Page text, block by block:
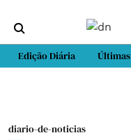
Edição Diária Últimas
diario-de-noticias